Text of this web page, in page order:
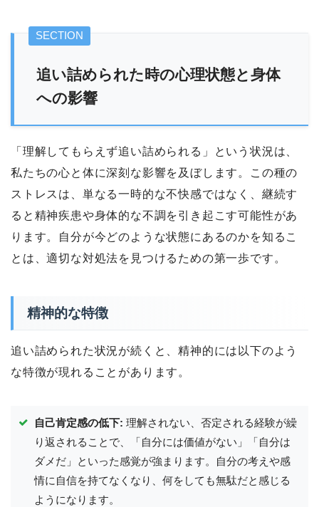
追い詰められた時の心理状態と身体
への影響
「理解してもらえず追い詰められる」という状況は、
私たちの心と体に深刻な影響を及ぼします。この種の
ストレスは、単なる一時的な不快感ではなく、継続す
ると精神疾患や身体的な不調を引き起こす可能性があ
ります。自分が今どのような状態にあるのかを知るこ
とは、適切な対処法を見つけるための第一歩です。
精神的な特徴
追い詰められた状況が続くと、精神的には以下のよう
な特徴が現れることがあります。
自己肯定感の低下: 理解されない、否定される経験が繰
り返されることで、「自分には価値がない」「自分は
ダメだ」といった感覚が強まります。自分の考えや感
情に自信を持てなくなり、何をしても無駄だと感じる
ようになります。